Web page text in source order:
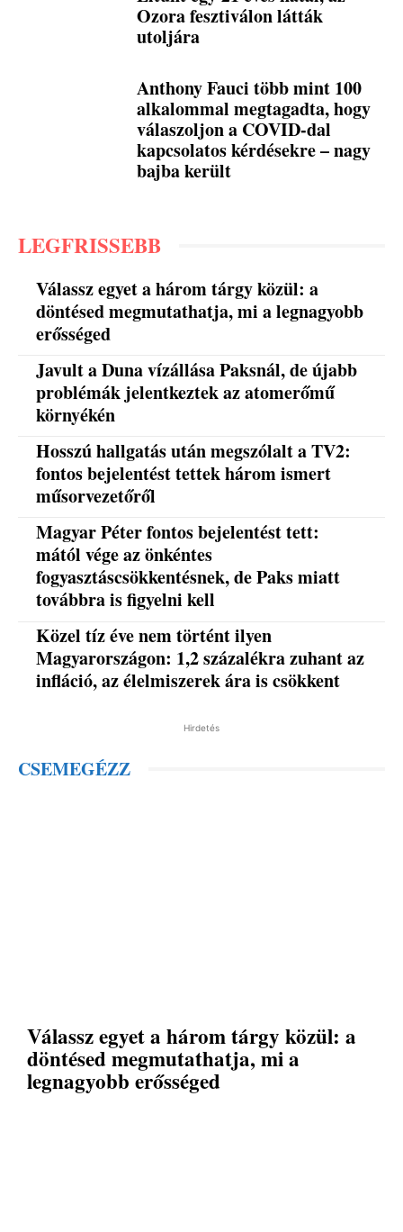
Ozora fesztiválon látták
utoljára
Anthony Fauci több mint 100
alkalommal megtagadta, hogy
válaszoljon a COVID-dal
kapcsolatos kérdésekre – nagy
bajba került
LEGFRISSEBB
Válassz egyet a három tárgy közül: a
döntésed megmutathatja, mi a legnagyobb
erősséged
Javult a Duna vízállása Paksnál, de újabb
problémák jelentkeztek az atomerőmű
környékén
Hosszú hallgatás után megszólalt a TV2:
fontos bejelentést tettek három ismert
műsorvezetőről
Magyar Péter fontos bejelentést tett:
mától vége az önkéntes
fogyasztáscsökkentésnek, de Paks miatt
továbbra is figyelni kell
Közel tíz éve nem történt ilyen
Magyarországon: 1,2 százalékra zuhant az
infláció, az élelmiszerek ára is csökkent
Hirdetés
CSEMEGÉZZ
Válassz egyet a három tárgy közül: a
döntésed megmutathatja, mi a
legnagyobb erősséged